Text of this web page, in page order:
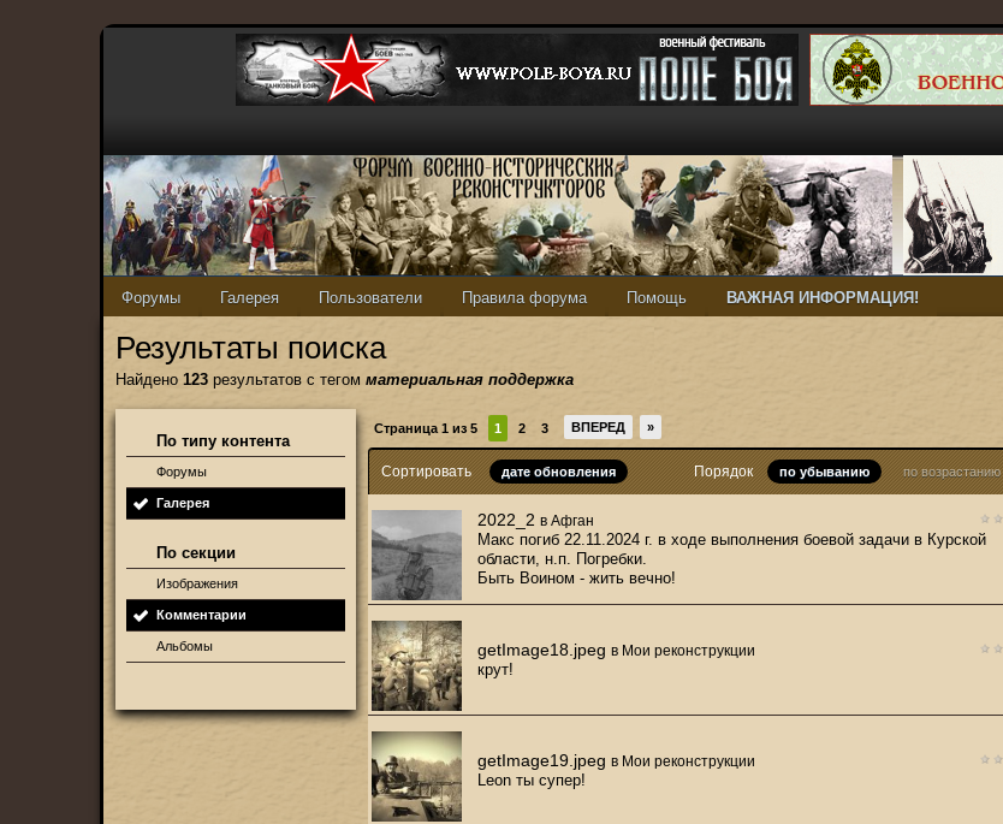
Форумы Галерея Пользователи Правила форума Помощь ВАЖНАЯ ИНФОРМАЦИЯ!
Результаты поиска
Найдено123 результатов с тегомматериальная поддержка
По типу контента
Форумы
Галерея
По секции
Изображения
Комментарии
Альбомы
Страница 1 из 5 1 2 3 ВПЕРЕД »
Сортировать дате обновления Порядок по убыванию по возрастанию
2022_2 в Афган
Макс погиб 22.11.2024 г. в ходе выполнения боевой задачи в Курской
области, н.п. Погребки.
Быть Воином - жить вечно!
getImage18.jpeg в Мои реконструкции
крут!
getImage19.jpeg в Мои реконструкции
Leon ты супер!